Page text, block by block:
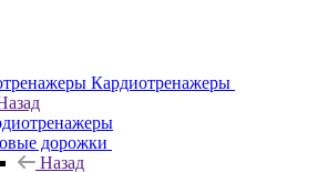
Кардиотренажеры
дорожки
Назад